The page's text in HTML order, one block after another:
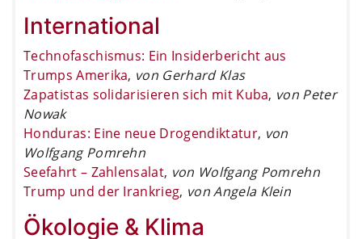
International
Technofaschismus: Ein Insiderbericht aus
Trumps Amerika, von Gerhard Klas
Zapatistas solidarisieren sich mit Kuba, von Peter
Nowak
Honduras: Eine neue Drogendiktatur, von
Wolfgang Pomrehn
Seefahrt – Zahlensalat, von Wolfgang Pomrehn
Trump und der Irankrieg, von Angela Klein
Ökologie & Klima